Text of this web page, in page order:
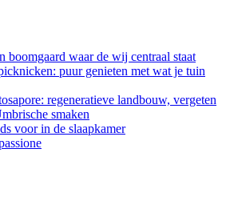
boomgaard waar de wij centraal staat
puur genieten met wat je tuin
regeneratieve landbouw, vergeten
smaken
voor in de slaapkamer